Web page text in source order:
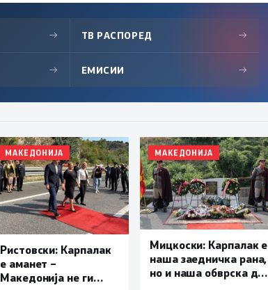
→ ТВ РАСПОРЕД →
→ ЕМИСИИ →
МАКЕДОНИЈА
Ристовски: Карпалак
е аманет –
Македонија не ги
МАКЕДОНИЈА
Мицкоски: Карпалак е
наша заедничка рана,
но и наша обврска да